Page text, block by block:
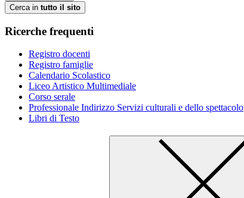
Cerca in tutto il sito
Ricerche frequenti
Registro docenti
Registro famiglie
Calendario Scolastico
Liceo Artistico Multimediale
Corso serale
Professionale Indirizzo Servizi culturali e dello spettacolo
Libri di Testo